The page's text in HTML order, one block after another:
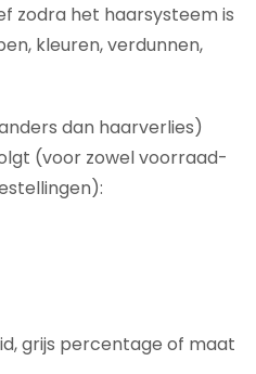
zodra het haarsysteem is
kleuren, verdunnen,
dan haarverlies)
(voor zowel voorraad-
grijs percentage of maat